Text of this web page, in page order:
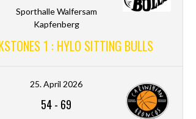
Sporthalle Walfersam
Kapfenberg
1 : HYLO SITTING BULLS
25. April 2026
54- 69